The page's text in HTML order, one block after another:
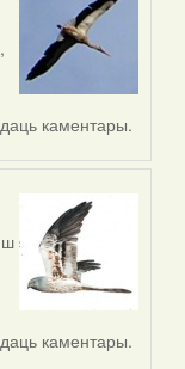
каментары.
каментары.